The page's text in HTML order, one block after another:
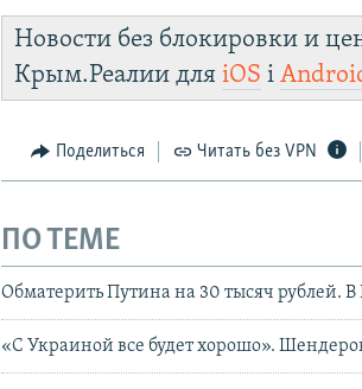
Новости без блокировки и
Крым.Реалии дляiOS і
Поделиться Читать без VPN
ПО ТЕМЕ
Обматерить Путина на 30 тысяч рублей.
«С Украиной все будет хорошо».